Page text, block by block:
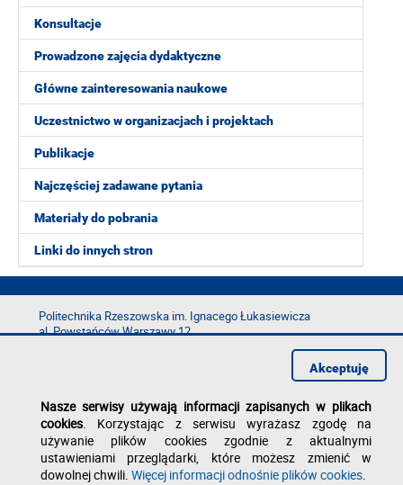
Konsultacje
Prowadzone zajęcia dydaktyczne
Główne zainteresowania naukowe
Uczestnictwo w organizacjach i projektach
Publikacje
Najczęściej zadawane pytania
Materiały do pobrania
Linki do innych stron
Politechnika Rzeszowska im. Ignacego Łukasiewicza
al. Powstańców Warszawy 12
e-mail:kancelaria@prz.edu.pl
Deklaracja dostępności
Polityka prywatności
Zgłoś błąd na stronie
Nasze serwisy używają informacji zapisanych w plikach
cookies. Korzystając z serwisu wyrażasz zgodę na
używanie plików cookies zgodnie z aktualnymi
ustawieniami przeglądarki, które możesz zmienić w
dowolnej chwili. Więcej informacji odnośnie plików cookies.
Akceptuję